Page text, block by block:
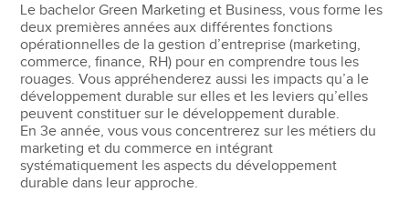
Le bachelor Green Marketing et Business, vous forme les
deux premières années aux différentes fonctions
opérationnelles de la gestion d’entreprise (marketing,
commerce, finance, RH) pour en comprendre tous les
rouages. Vous appréhenderez aussi les impacts qu’a le
développement durable sur elles et les leviers qu’elles
peuvent constituer sur le développement durable.
En 3e année, vous vous concentrerez sur les métiers du
marketing et du commerce en intégrant
systématiquement les aspects du développement
durable dans leur approche.